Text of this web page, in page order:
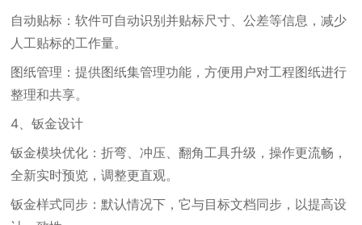
自动贴标：软件可自动识别并贴标尺寸、公差等信息，减少
人工贴标的工作量。
图纸管理：提供图纸集管理功能，方便用户对工程图纸进行
整理和共享。
4、钣金设计
钣金模块优化：折弯、冲压、翻角工具升级，操作更流畅，
全新实时预览，调整更直观。
钣金样式同步：默认情况下，它与目标文档同步，以提高设